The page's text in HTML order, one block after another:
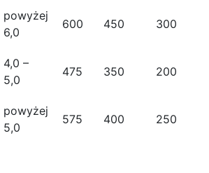
powyżej
6,0
600 450 300
4,0 –
5,0
475 350 200
powyżej
5,0
575 400 250